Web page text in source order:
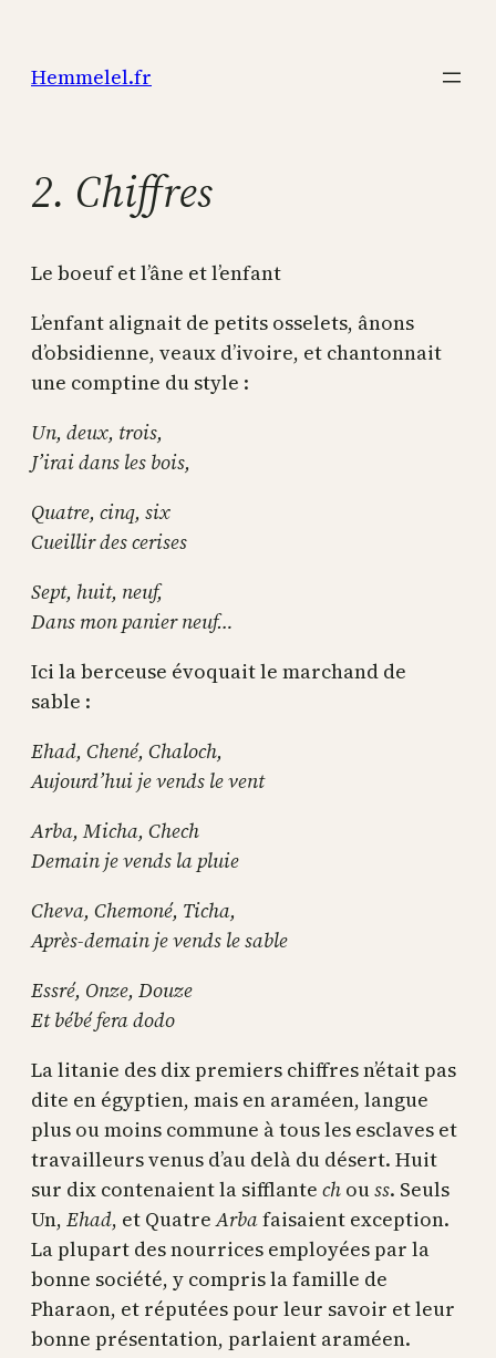
contenu
Hemmelel.fr
2. Chiffres
Le boeuf et l’âne et l’enfant
L’enfant alignait de petits osselets, ânons
d’obsidienne, veaux d’ivoire, et chantonnait
une comptine du style :
Un, deux, trois,
J’irai dans les bois,
Quatre, cinq, six
Cueillir des cerises
Sept, huit, neuf,
Dans mon panier neuf…
Ici la berceuse évoquait le marchand de
sable :
Ehad, Chené, Chaloch,
Aujourd’hui je vends le vent
Arba, Micha, Chech
Demain je vends la pluie
Cheva, Chemoné, Ticha,
Après-demain je vends le sable
Essré, Onze, Douze
Et bébé fera dodo
La litanie des dix premiers chiffres n’était pas
dite en égyptien, mais en araméen, langue
plus ou moins commune à tous les esclaves et
travailleurs venus d’au delà du désert. Huit
sur dix contenaient la sifflante ch ouss. Seuls
Un, Ehad, et QuatreArbafaisaient exception.
La plupart des nourrices employées par la
bonne société, y compris la famille de
Pharaon, et réputées pour leur savoir et leur
bonne présentation, parlaient araméen.